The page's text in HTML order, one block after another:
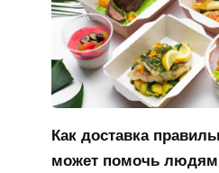
Как доставка
может помочь людям